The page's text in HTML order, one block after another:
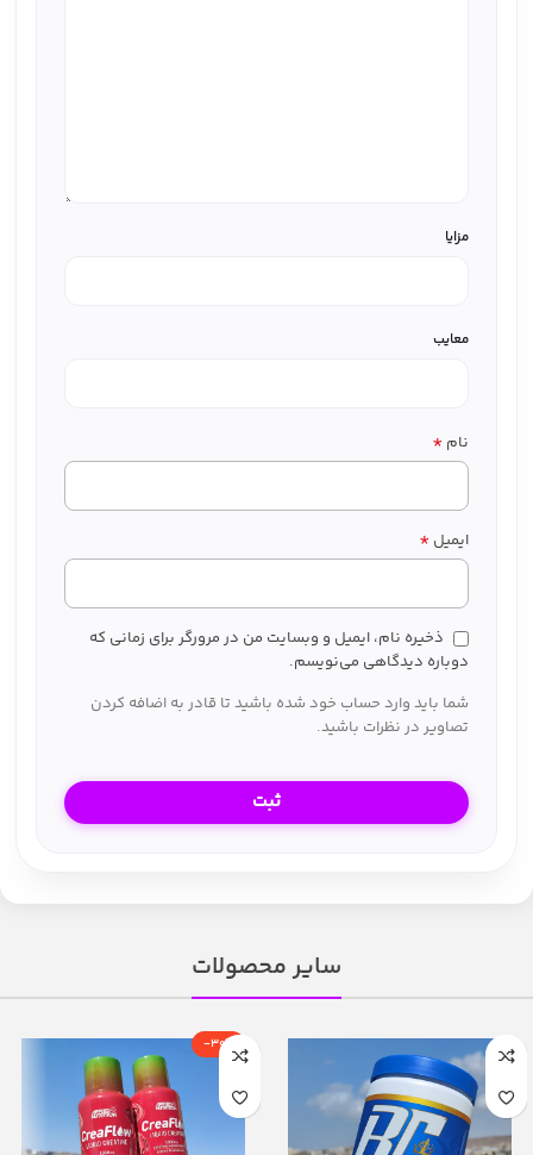
مزایا
معایب
نام *
ایمیل *
ذخیره نام، ایمیل و وبسایت من در مرورگر برای زمانی که
دوباره دیدگاهی می‌نویسم.
شما باید وارد حساب خود شده باشید تا قادر به اضافه کردن
تصاویر در نظرات باشید.
سایر محصولات
-30%